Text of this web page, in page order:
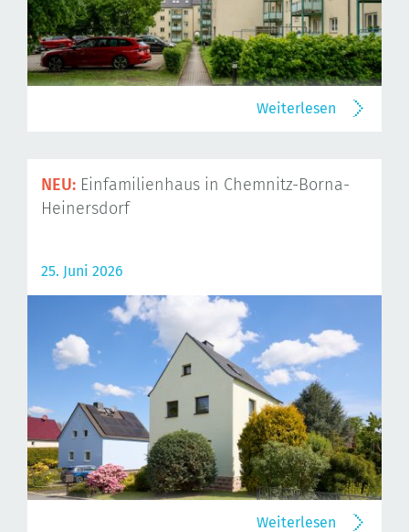
Weiterlesen
NEU: Einfamilienhaus in Chemnitz-Borna-
Heinersdorf
25. Juni 2026
Weiterlesen